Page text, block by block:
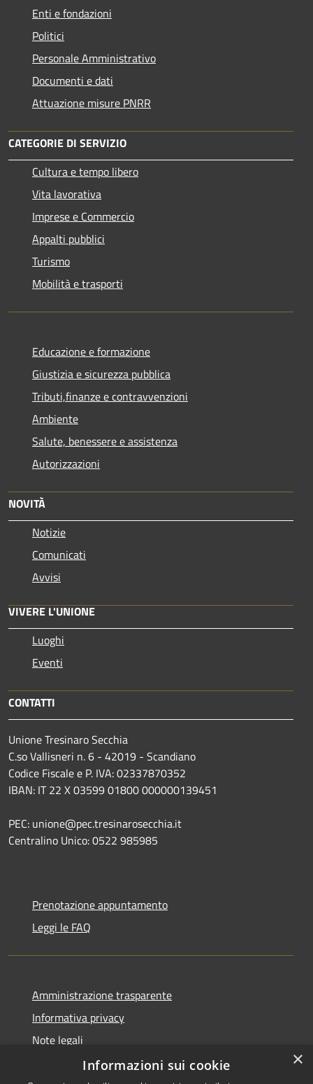
Enti e fondazioni
Politici
Personale Amministrativo
Documenti e dati
Attuazione misure PNRR
CATEGORIE DI SERVIZIO
Cultura e tempo libero
Vita lavorativa
Imprese e Commercio
Appalti pubblici
Turismo
Mobilità e trasporti
Educazione e formazione
Giustizia e sicurezza pubblica
Tributi,finanze e contravvenzioni
Ambiente
Salute, benessere e assistenza
Autorizzazioni
NOVITÀ
Notizie
Comunicati
Avvisi
VIVERE L'UNIONE
Luoghi
Eventi
CONTATTI
Unione Tresinaro Secchia
C.so Vallisneri n. 6 - 42019 - Scandiano
Codice Fiscale e P. IVA: 02337870352
IBAN: IT 22 X 03599 01800 000000139451
PEC: unione@pec.tresinarosecchia.it
Centralino Unico: 0522 985985
Prenotazione appuntamento
Leggi le FAQ
Amministrazione trasparente
Informativa privacy
Note legali
Dichiarazione di accessibilità
×
Informazioni sui cookie